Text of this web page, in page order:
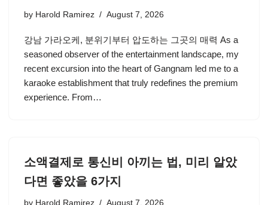
by Harold Ramirez August 7, 2026
강남 가라오케, 분위기부터 압도하는 그곳의 매력 As a
seasoned observer of the entertainment landscape, my
recent excursion into the heart of Gangnam led me to a
karaoke establishment that truly redefines the premium
experience. From…
소액결제로 통신비 아끼는 법, 미리 알았
다면 좋았을 6가지
by Harold Ramirez August 7, 2026